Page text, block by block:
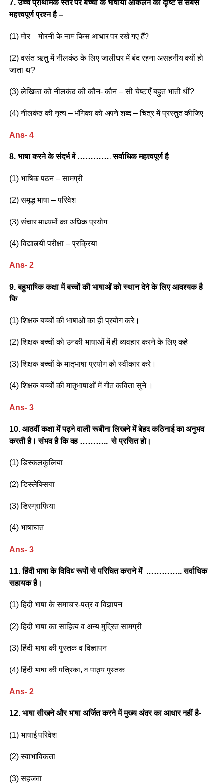
7. उच्च प्राथमिक स्तर पर बच्चों के भाषायी आकलन की दृष्टि से सबसे
महत्त्वपूर्ण प्रश्न है –
(1) मोर – मोरनी के नाम किस आधार पर रखे गए हैं?
(2) वसंत ऋतु में नीलकंठ के लिए जालीघर में बंद रहना असहनीय क्यों हो
जाता थ?
(3) लेखिका को नीलकंठ की कौन- कौन – सी चेष्टाएँ बहुत भाती थीं?
(4) नीलकंठ की नृत्य – भंगिका को अपने शब्द – चित्र में प्रस्तुत कीजिए
Ans- 4
8. भाषा करने के संदर्भ में …………. सर्वाधिक महत्त्वपूर्ण है
(1) भाषिक पठन – सामग्री
(2) समृद्ध भाषा – परिवेश
(3) संचार माध्यमों का अधिक प्रयोग
(4) विद्यालयी परीक्षा – प्रक्रिया
Ans- 2
9. बहुभाषिक कक्षा में बच्चों की भाषाओं को स्थान देने के लिए आवश्यक है
कि
(1) शिक्षक बच्चों की भाषाओं का ही प्रयोग करे।
(2) शिक्षक बच्चों को उनकी भाषाओं में ही व्यवहार करने के लिए कहे
(3) शिक्षक बच्चों के मातृभाषा प्रयोग को स्वीकार करे।
(4) शिक्षक बच्चों की मातृभाषाओं में गीत कविता सुने ।
Ans- 3
10. आठवीं कक्षा में पढ़ने वाली रूबीना लिखने में बेहद कठिनाई का अनुभव
करती है। संभव है कि वह ……….. से प्रसित हो।
(1) डिस्कलकुलिया
(2) डिस्लेक्सिया
(3) डिस्ग्राफिया
(4) भाषाघात
Ans- 3
11. हिंदी भाषा के विविध रूपों से परिचित कराने में ………….. सर्वाधिक
सहायक है।
(1) हिंदी भाषा के समाचार-पत्र व विज्ञापन
(2) हिंदी भाषा का साहित्य व अन्य मुद्रित सामग्री
(3) हिंदी भाषा की पुस्तक व विज्ञापन
(4) हिंदी भाषा की पत्रिका, व पाठ्य पुस्तक
Ans- 2
12. भाषा सीखने और भाषा अर्जित करने में मुख्य अंतर का आधार नहीं है-
(1) भाषाई परिवेश
(2) स्वाभाविकता
(3) सहजता